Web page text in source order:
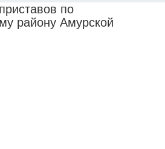
по
району Амурской